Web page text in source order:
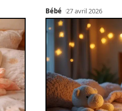
Bébé 27 avril 2026